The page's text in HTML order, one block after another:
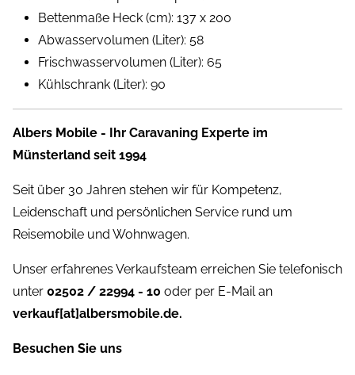
Bettenmaße Heck (cm): 137 x 200
Abwasservolumen (Liter): 58
Frischwasservolumen (Liter): 65
Kühlschrank (Liter): 90
Albers Mobile - Ihr Caravaning Experte im
Münsterland seit 1994
Seit über 30 Jahren stehen wir für Kompetenz,
Leidenschaft und persönlichen Service rund um
Reisemobile und Wohnwagen.
Unser erfahrenes Verkaufsteam erreichen Sie telefonisch
unter 02502 / 22994 - 10 oder per E-Mail an
verkauf[at]albersmobile.de.
Besuchen Sie uns